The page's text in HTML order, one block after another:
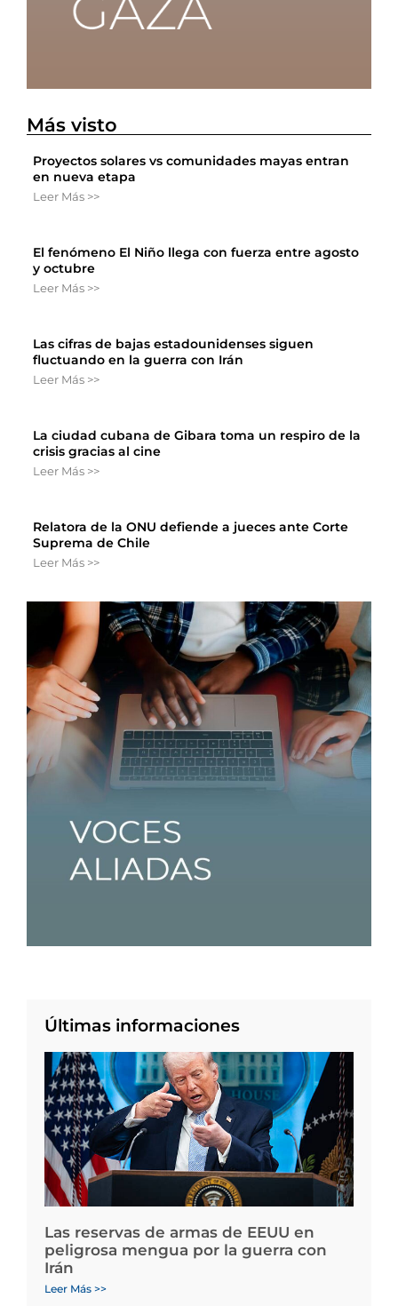
Más visto
Proyectos solares vs comunidades mayas entran
en nueva etapa
Leer Más >>
El fenómeno El Niño llega con fuerza entre agosto
y octubre
Leer Más >>
Las cifras de bajas estadounidenses siguen
fluctuando en la guerra con Irán
Leer Más >>
La ciudad cubana de Gibara toma un respiro de la
crisis gracias al cine
Leer Más >>
Relatora de la ONU defiende a jueces ante Corte
Suprema de Chile
Leer Más >>
Últimas informaciones
Las reservas de armas de EEUU en
peligrosa mengua por la guerra con
Irán
Leer Más >>